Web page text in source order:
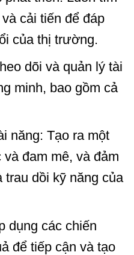
cải tiến để đáp
của thị trường.
dõi và quản lý tài
minh, bao gồm cả
năng: Tạo ra một
đam mê, và đảm
trau dồi kỹ năng của
dụng các chiến
để tiếp cận và tạo